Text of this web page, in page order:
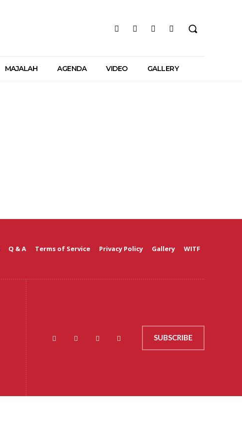
MAJALAH AGENDA VIDEO GALLERY
Q & A Terms of Service Privacy Policy Gallery WITF
SUBSCRIBE